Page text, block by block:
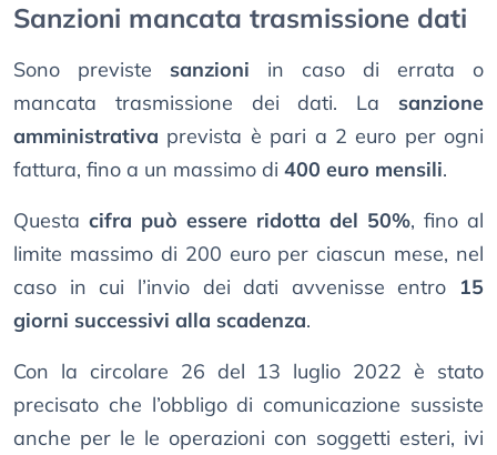
Sanzioni mancata trasmissione dati
Sono previste sanzioni in caso di errata o
mancata trasmissione dei dati. La sanzione
amministrativa prevista è pari a 2 euro per ogni
fattura, fino a un massimo di 400 euro mensili.
Questa cifra può essere ridotta del 50%, fino al
limite massimo di 200 euro per ciascun mese, nel
caso in cui l’invio dei dati avvenisse entro 15
giorni successivi alla scadenza.
Con la circolare 26 del 13 luglio 2022 è stato
precisato che l’obbligo di comunicazione sussiste
anche per le le operazioni con soggetti esteri, ivi